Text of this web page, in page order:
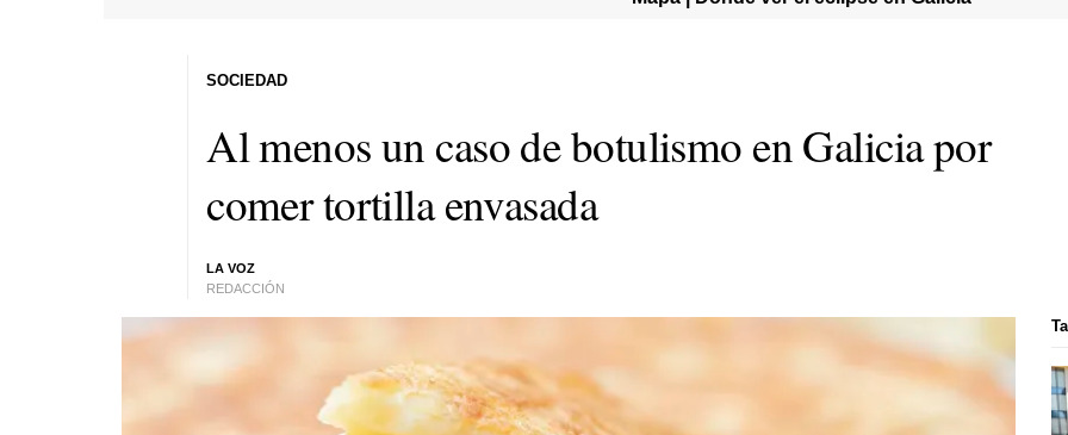
Al menos un caso de botulismo en Galicia por
comer tortilla envasada
LA VOZ
REDACCIÓN
SOCIEDAD